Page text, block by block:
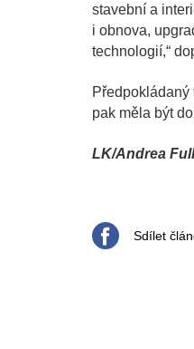
stavební a
i obnova,
technologií,“
pak měla být
LK/Andrea
Sdílet